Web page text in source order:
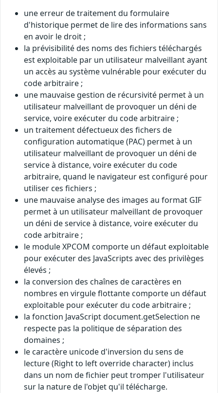
une erreur de traitement du formulaire
d'historique permet de lire des informations sans
en avoir le droit ;
la prévisibilité des noms des fichiers téléchargés
est exploitable par un utilisateur malveillant ayant
un accès au système vulnérable pour exécuter du
code arbitraire ;
une mauvaise gestion de récursivité permet à un
utilisateur malveillant de provoquer un déni de
service, voire exécuter du code arbitraire ;
un traitement défectueux des fichers de
configuration automatique (PAC) permet à un
utilisateur malveillant de provoquer un déni de
service à distance, voire exécuter du code
arbitraire, quand le navigateur est configuré pour
utiliser ces fichiers ;
une mauvaise analyse des images au format GIF
permet à un utilisateur malveillant de provoquer
un déni de service à distance, voire exécuter du
code arbitraire ;
le module XPCOM comporte un défaut exploitable
pour exécuter des JavaScripts avec des privilèges
élevés ;
la conversion des chaînes de caractères en
nombres en virgule flottante comporte un défaut
exploitable pour exécuter du code arbitraire ;
la fonction JavaScript document.getSelection ne
respecte pas la politique de séparation des
domaines ;
le caractère unicode d'inversion du sens de
lecture (Right to left override character) inclus
dans un nom de fichier peut tromper l'utilisateur
sur la nature de l'objet qu'il télécharge.